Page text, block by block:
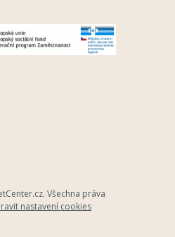
. Všechna práva
nastavení cookies